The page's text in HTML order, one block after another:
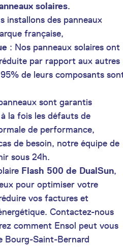
solaires.
installons des panneaux
française,
: Nos panneaux solaires ont
par rapport aux autres
de leurs composants
sont garantis
la fois les défauts de
de performance,
de besoin, notre équipe de
sous 24h.
Flash 500 de DualSun,
pour optimiser votre
vos factures et
Contactez-nous
comment Ensol peut vous
Bourg-Saint-Bernard